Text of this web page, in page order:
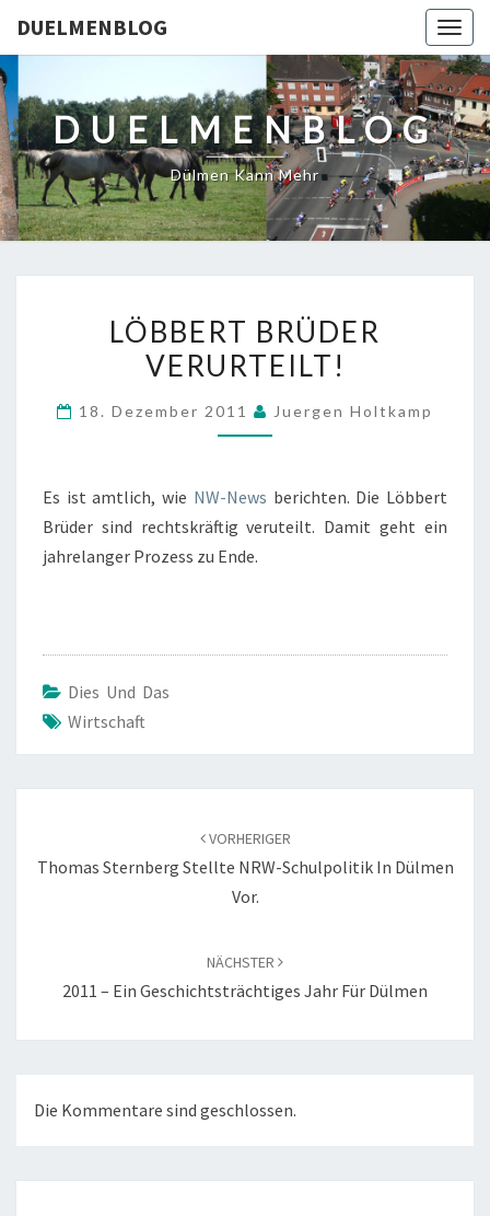
DUELMENBLOG
DUELMENBLOG
Dülmen Kann Mehr
BRÜDER
VERURTEILT!
LÖBBERT BRÜDER
VERURTEILT!
18. Dezember 2011 Juergen Holtkamp
Es ist amtlich, wie NW-News berichten. Die Löbbert
Brüder sind rechtskräftig veruteilt. Damit geht ein
jahrelanger Prozess zu Ende.
Dies Und Das
Wirtschaft
VORHERIGER
Thomas Sternberg Stellte NRW-Schulpolitik In Dülmen
Vor.
NÄCHSTER
2011 – Ein Geschichtsträchtiges Jahr Für Dülmen
Die Kommentare sind geschlossen.